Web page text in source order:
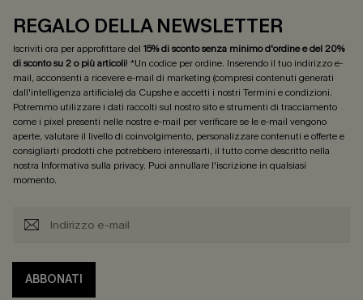
REGALO DELLA NEWSLETTER
Iscriviti ora per approfittare del 15% di sconto senza minimo d'ordine e del 20%
di sconto su 2 o più articoli! *Un codice per ordine. Inserendo il tuo indirizzo e-
mail, acconsenti a ricevere e-mail di marketing (compresi contenuti generati
dall'intelligenza artificiale) da Cupshe e accetti i nostri Termini e condizioni.
Potremmo utilizzare i dati raccolti sul nostro sito e strumenti di tracciamento
come i pixel presenti nelle nostre e-mail per verificare se le e-mail vengono
aperte, valutare il livello di coinvolgimento, personalizzare contenuti e offerte e
consigliarti prodotti che potrebbero interessarti, il tutto come descritto nella
nostra Informativa sulla privacy. Puoi annullare l'iscrizione in qualsiasi
momento.
ABBONATI